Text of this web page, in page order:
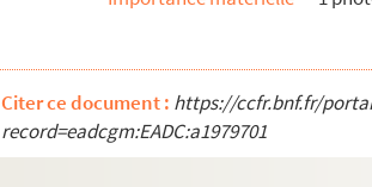
GM 1904. Village de montagne : deux
GM 1907. Scène de bord de mer : un
GM 1908. Marin scrutant l'horizon
Citer ce document : https://ccfr.bnf.fr/
record=eadcgm:EADC:a1979701